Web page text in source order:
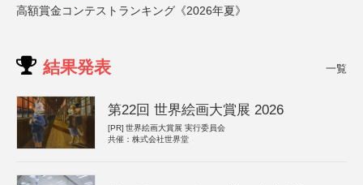
高額賞金コンテストランキング《2026年夏》
結果発表 一覧
第22回 世界絵画大賞展 2026
[PR] 世界絵画大賞展 実行委員会
共催：株式会社世界堂